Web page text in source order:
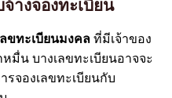
างจองทะเบียน
ลขทะเบียนมงคล ที่มีเจ้าของ
มื่น บางเลขทะเบียนอาจจะ
จองเลขทะเบียนกับ